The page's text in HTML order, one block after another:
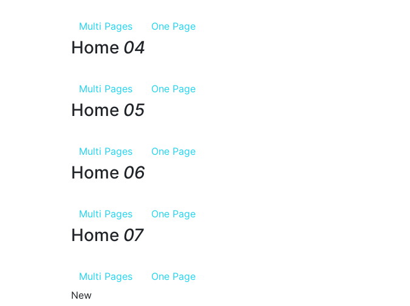
Multi Pages One Page
Home 04
Multi Pages One Page
Home 05
Multi Pages One Page
Home 06
Multi Pages One Page
Home 07
Multi Pages
One Page
New